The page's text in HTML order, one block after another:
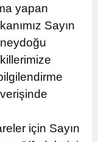
yapan
Sayın
için Sayın